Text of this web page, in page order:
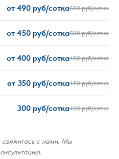
от 490 руб/сотка550 руб/сотка
от 450 руб/сотка500 руб/сотка
от 400 руб/сотка480 руб/сотка
от 350 руб/сотка450 руб/сотка
300 руб/сотка400 руб/сотка
свяжитесь с нами. Мы